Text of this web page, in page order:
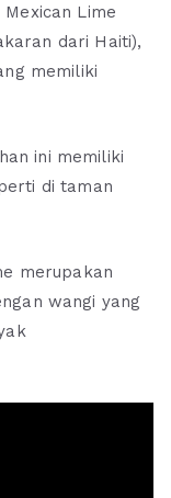
Lime
dari Haiti),
memiliki
ini memiliki
di taman
merupakan
wangi yang